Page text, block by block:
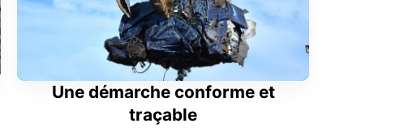
Une démarche conforme et
traçable